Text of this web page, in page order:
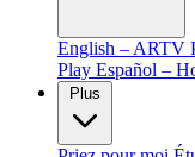
English – ARTV
Play Español –
Plus